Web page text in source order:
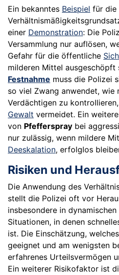
Ein bekanntes Beispiel für die
einer Demonstration: Die
Versammlung nur auflösen,
Gefahr für die öffentliche
milderen Mittel ausgeschöpft
Festnahme muss die Polizei
so viel Zwang anwendet, wie
Verdächtigen zu
Gewalt vermeidet. Ein
von Pfefferspray bei
nur zulässig, wenn mildere
Deeskalation, erfolglos
Risiken und
Die Anwendung des
stellt die Polizei oft vor
insbesondere in
Situationen, in denen
ist. Die Einschätzung,
geeignet und am wenigsten
erfahrenes Urteilsvermögen
Ein weiterer Risikofaktor ist